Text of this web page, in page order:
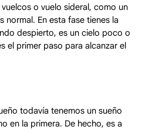
o vuelo sideral, como un
En esta fase tienes la
despierto, es un cielo poco o
el primer paso para alcanzar el
todavía tenemos un sueño
en la primera. De hecho, es a